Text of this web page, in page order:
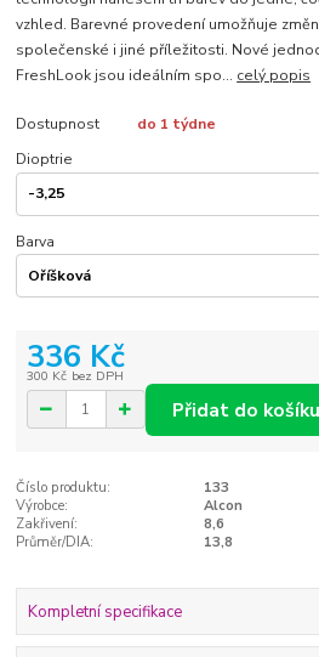
vzhled. Barevné provedení umožňuje
společenské i jiné příležitosti. Nové
FreshLook jsou ideálním spo... celý popis
Dostupnost
do 1 týdne
Dioptrie
Barva
336 Kč
300 Kč bez DPH
Přidat do košíku
Číslo produktu:
133
Výrobce:
Alcon
Zakřivení:
8,6
Průměr/DIA:
13,8
Kompletní specifikace